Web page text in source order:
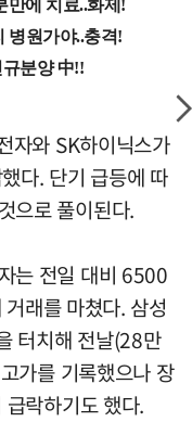
자와 SK하이닉스가
다. 단기 급등에 따
으로 풀이된다.
는 전일 대비 6500
래를 마쳤다. 삼성
터치해 전날(28만
가를 기록했으나 장
락하기도 했다.